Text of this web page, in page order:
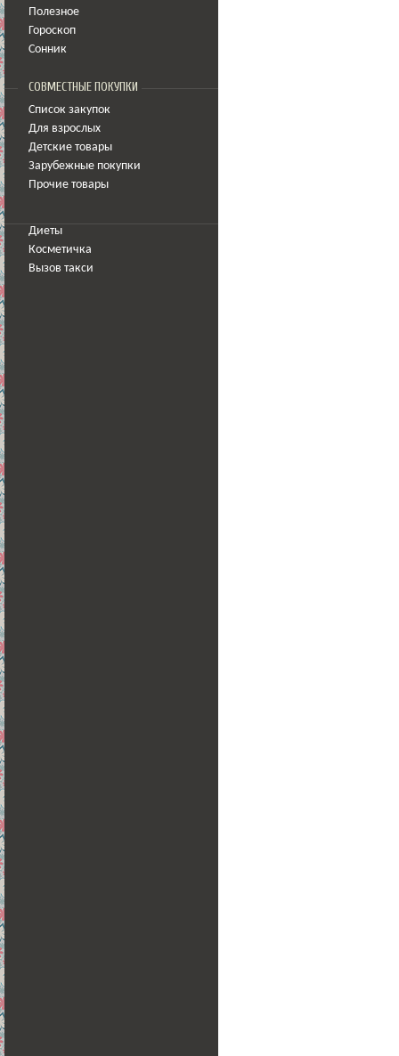
Полезное
Гороскоп
Сонник
СОВМЕСТНЫЕ ПОКУПКИ
Список закупок
Для взрослых
Детские товары
Зарубежные покупки
Прочие товары
Диеты
Косметичка
Вызов такси